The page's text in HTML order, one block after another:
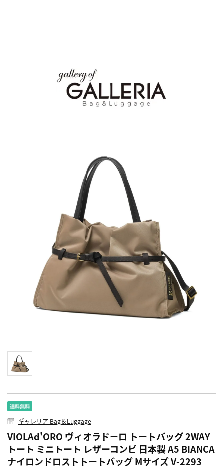
ギャレリア Bag＆Luggage
VIOLAd'ORO ヴィオラドーロ トートバッグ 2WAY
トート ミニトート レザーコンビ 日本製 A5 BIANCA
ナイロンドロストトートバッグ Mサイズ V-2293